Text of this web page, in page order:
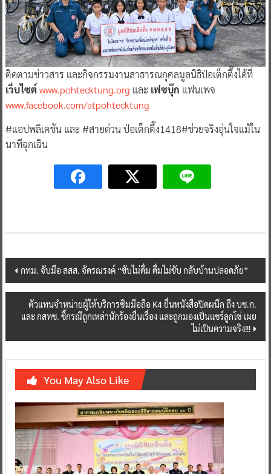
ติดตามข่าวสาร และกิจกรรมงานสาธารณกุศลมูลนิธิป่อเต็กตึ๊งได้ที่
เว็บไซต์ www.pohtecktung.org และเฟซบุ๊ก แฟนเพจ
www.facebook.com/atpohtecktung
#แอปพลิเคชัน และ #สายด่วน ป่อเต็กตึ๊ง1418#ช่วยจริงอุ่นใจแม้ใน
นาทีฉุกเฉิน
Post
navigation
กทม. จับมือ สสส. จัดรณรงค์ “ขับไม่ดื่ม ดื่มไม่ขับ กลับบ้านปลอดภัย”
ตัวแทนจำหน่ายผู้ให้บริการซิมมือถือ K4 ยื่นหนังสือปิดผนึก ถึง บช.ก.
และ กสทช. ชี้กรณีถูกเหล่านักร้องยื่นเรื่อง และถูกมองเป็นแชร์ลูกโซ่ เผย
ไม่เป็นความจริง!!!
You May Also Like